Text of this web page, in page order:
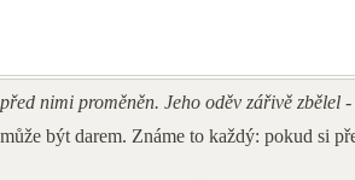
nimi proměněn. Jeho oděv zářivě
být darem. Známe to každý: pokud si